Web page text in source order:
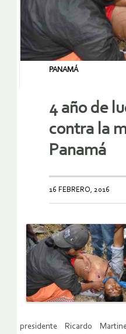
PANAMÁ
4 año de
contra la
Panamá
16 FEBRERO, 2016
presidente Ricardo